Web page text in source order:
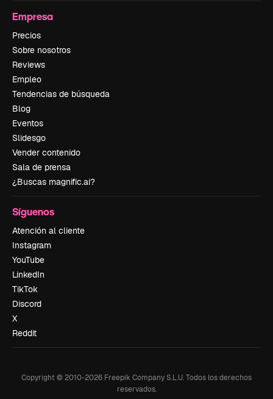
Empresa
Precios
Sobre nosotros
Reviews
Empleo
Tendencias de búsqueda
Blog
Eventos
Slidesgo
Vender contenido
Sala de prensa
¿Buscas magnific.ai?
Síguenos
Atención al cliente
Instagram
YouTube
LinkedIn
TikTok
Discord
X
Reddit
Copyright © 2010-2026 Freepik Company S.L.U.Todos los derechos
reservados.